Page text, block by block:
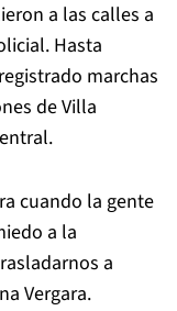
a las calles a
Hasta
marchas
de Villa
cuando la gente
a la
a
Vergara.